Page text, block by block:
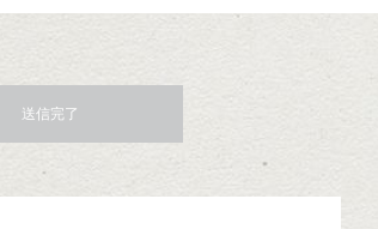
送信完了